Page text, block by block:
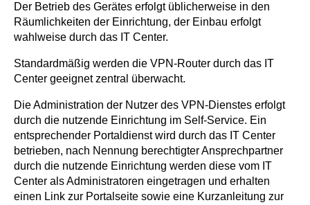
Der Betrieb des Gerätes erfolgt üblicherweise in den
Räumlichkeiten der Einrichtung, der Einbau erfolgt
wahlweise durch das IT Center.
Standardmäßig werden die VPN-Router durch das IT
Center geeignet zentral überwacht.
Die Administration der Nutzer des VPN-Dienstes erfolgt
durch die nutzende Einrichtung im Self-Service. Ein
entsprechender Portaldienst wird durch das IT Center
betrieben, nach Nennung berechtigter Ansprechpartner
durch die nutzende Einrichtung werden diese vom IT
Center als Administratoren eingetragen und erhalten
einen Link zur Portalseite sowie eine Kurzanleitung zur